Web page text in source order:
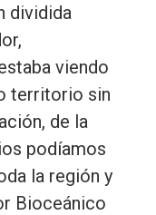
dividida
viendo
territorio sin
de la
podíamos
la región y
Bioceánico